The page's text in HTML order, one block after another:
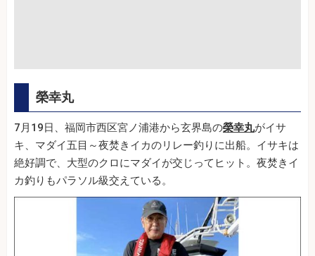
榮幸丸
7月19日、福岡市西区宮ノ浦港から玄界島の榮幸丸がイサ
キ、マダイ五目～夜焚きイカのリレー釣りに出船。イサキは
絶好調で、大型のクロにマダイが交じってヒット。夜焚きイ
カ釣りもパラソル級交えている。